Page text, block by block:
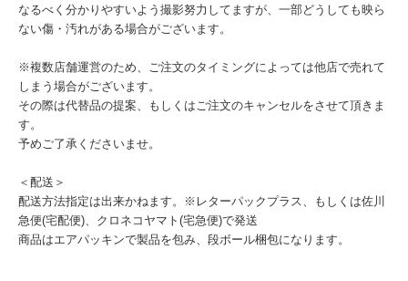
なるべく分かりやすいよう撮影努力してますが、一部どうしても映ら
ない傷・汚れがある場合がございます。
※複数店舗運営のため、ご注文のタイミングによっては他店で売れて
しまう場合がございます。
その際は代替品の提案、もしくはご注文のキャンセルをさせて頂きま
す。
予めご了承くださいませ。
＜配送＞
配送方法指定は出来かねます。※レターパックプラス、もしくは佐川
急便(宅配便)、クロネコヤマト(宅急便)で発送
商品はエアパッキンで製品を包み、段ボール梱包になります。